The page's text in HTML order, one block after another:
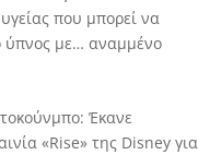
που μπορεί να
ύπνος με… αναμμένο
Έκανε
«Rise» της Disney για